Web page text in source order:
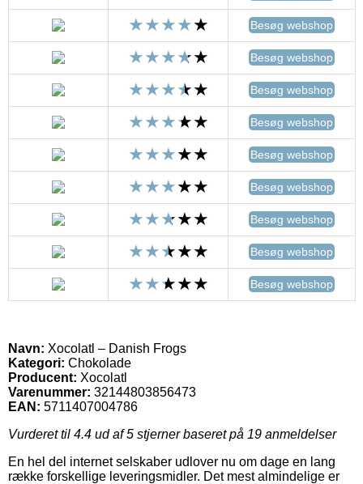
Besøg webshop
Besøg webshop
Besøg webshop
Besøg webshop
Besøg webshop
Besøg webshop
Besøg webshop
Besøg webshop
Besøg webshop
Navn: Xocolatl – Danish Frogs
Kategori: Chokolade
Producent: Xocolatl
Varenummer: 32144803856473
EAN: 5711407004786
Vurderet til 4.4 ud af 5 stjerner baseret på 19 anmeldelser
En hel del internet selskaber udlover nu om dage en lang
række forskellige leveringsmidler. Det mest almindelige er